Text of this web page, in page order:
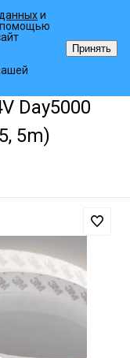
ленты
Day5000
5m)
и
помощью
Принять